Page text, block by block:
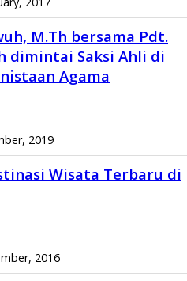
M.Th bersama Pdt.
dimintai Saksi Ahli di
Agama
2019
Wisata Terbaru di
2016